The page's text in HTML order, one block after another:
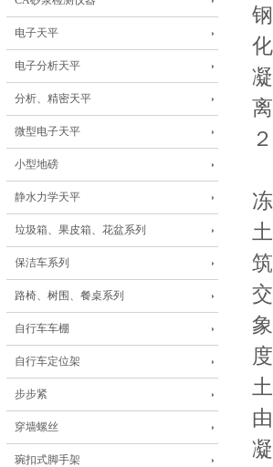
电子天平
电子分析天平
分析、精密天平
微型电子天平
小型地磅
静水力学天平
垃圾箱、果皮箱、花盆系列
保洁车系列
路椅、树围、餐桌系列
自行车车棚
自行车定位架
步步紧
穿墙螺丝
琬扣式脚手架